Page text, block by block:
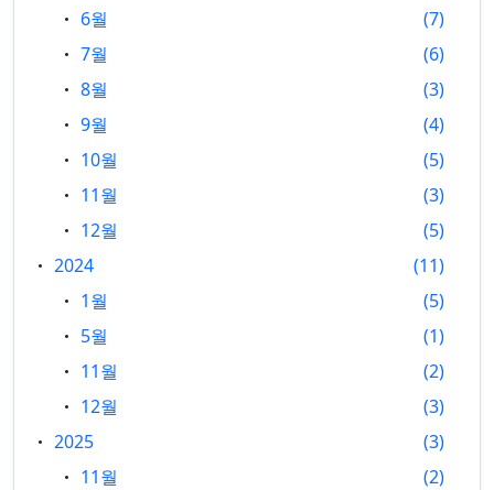
6월
7
7월
6
8월
3
9월
4
10월
5
11월
3
12월
5
2024
11
1월
5
5월
1
11월
2
12월
3
2025
3
11월
2